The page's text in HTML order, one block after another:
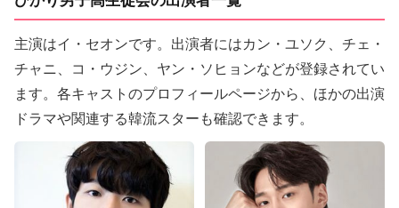
主演はイ・セオンです。出演者にはカン・ユソク、チェ・
チャニ、コ・ウジン、ヤン・ソヒョンなどが登録されてい
ます。各キャストのプロフィールページから、ほかの出演
ドラマや関連する韓流スターも確認できます。